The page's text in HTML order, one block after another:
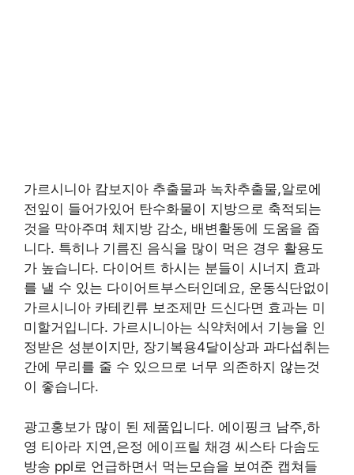
가르시니아 캄보지아 추출물과 녹차추출물,알로에
전잎이 들어가있어 탄수화물이 지방으로 축적되는
것을 막아주며 체지방 감소, 배변활동에 도움을 줍
니다. 특히나 기름진 음식을 많이 먹은 경우 활용도
가 높습니다. 다이어트 하시는 분들이 시너지 효과
를 낼 수 있는 다이어트부스터인데요, 운동식단없이
가르시니아 카테킨류 보조제만 드신다면 효과는 미
미할거입니다. 가르시니아는 식약처에서 기능을 인
정받은 성분이지만, 장기복용4달이상과 과다섭취는
간에 무리를 줄 수 있으므로 너무 의존하지 않는것
이 좋습니다.
광고홍보가 많이 된 제품입니다. 에이핑크 남주,하
영 티아라 지연,은정 에이프릴 채경 씨스타 다솜도
방송 ppl로 언급하면서 먹는모습을 보여준 캡쳐들